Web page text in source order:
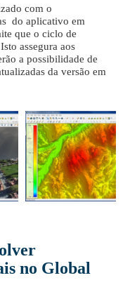
com o
do aplicativo em
que o ciclo de
assegura aos
a possibilidade de
da versão em
no Global